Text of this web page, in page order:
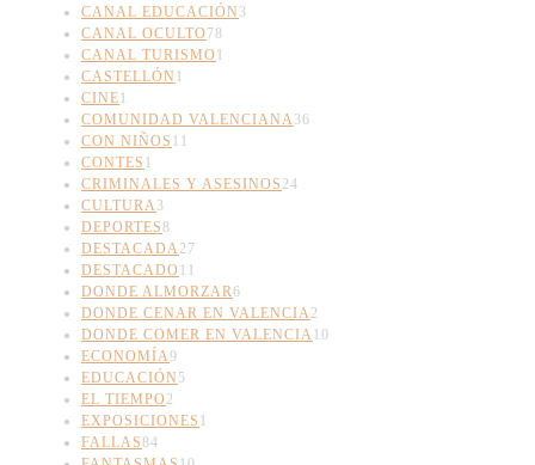
CANAL EDUCACIÓN 3
CANAL OCULTO 78
CANAL TURISMO 1
CASTELLÓN 1
CINE1
COMUNIDAD VALENCIANA36
CON NIÑOS 11
CONTES 1
CRIMINALES Y ASESINOS 24
CULTURA3
DEPORTES8
DESTACADA27
DESTACADO 11
DONDE ALMORZAR6
DONDE CENAR EN VALENCIA2
DONDE COMER EN VALENCIA10
ECONOMÍA9
EDUCACIÓN 5
EL TIEMPO 2
EXPOSICIONES 1
FALLAS84